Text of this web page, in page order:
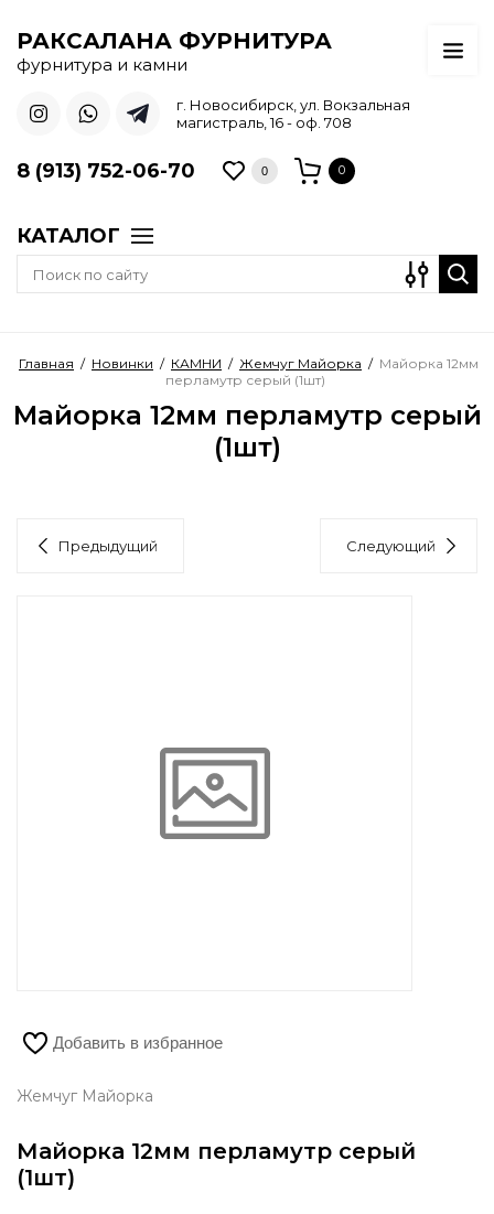
РАКСАЛАНА ФУРНИТУРА
фурнитура и камни
г. Новосибирск, ул. Вокзальная
магистраль, 16 - оф. 708
8 (913) 752-06-70 0 0
КАТАЛОГ
Главная / Новинки / КАМНИ / Жемчуг Майорка / Майорка 12мм
перламутр серый (1шт)
Майорка 12мм перламутр серый
(1шт)
Предыдущий Следующий
Добавить в избранное
Жемчуг Майорка
Майорка 12мм перламутр серый
(1шт)